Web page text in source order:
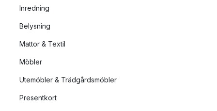
Inredning
Belysning
Mattor & Textil
Möbler
Utemöbler & Trädgårdsmöbler
Presentkort